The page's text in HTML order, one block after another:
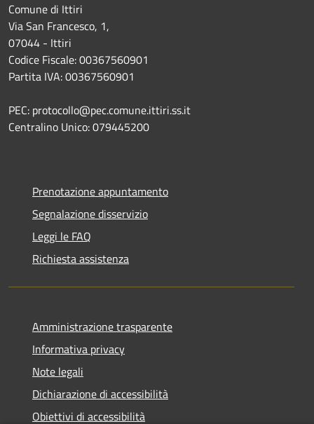
Comune di Ittiri
Via San Francesco, 1,
07044 - Ittiri
Codice Fiscale: 00367560901
Partita IVA: 00367560901
PEC: protocollo@pec.comune.ittiri.ss.it
Centralino Unico: 079445200
Prenotazione appuntamento
Segnalazione disservizio
Leggi le FAQ
Richiesta assistenza
Amministrazione trasparente
Informativa privacy
Note legali
Dichiarazione di accessibilità
Obiettivi di accessibilità